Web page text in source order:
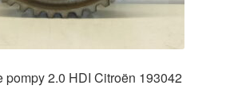
pompy 2.0 HDI Citroën 193042